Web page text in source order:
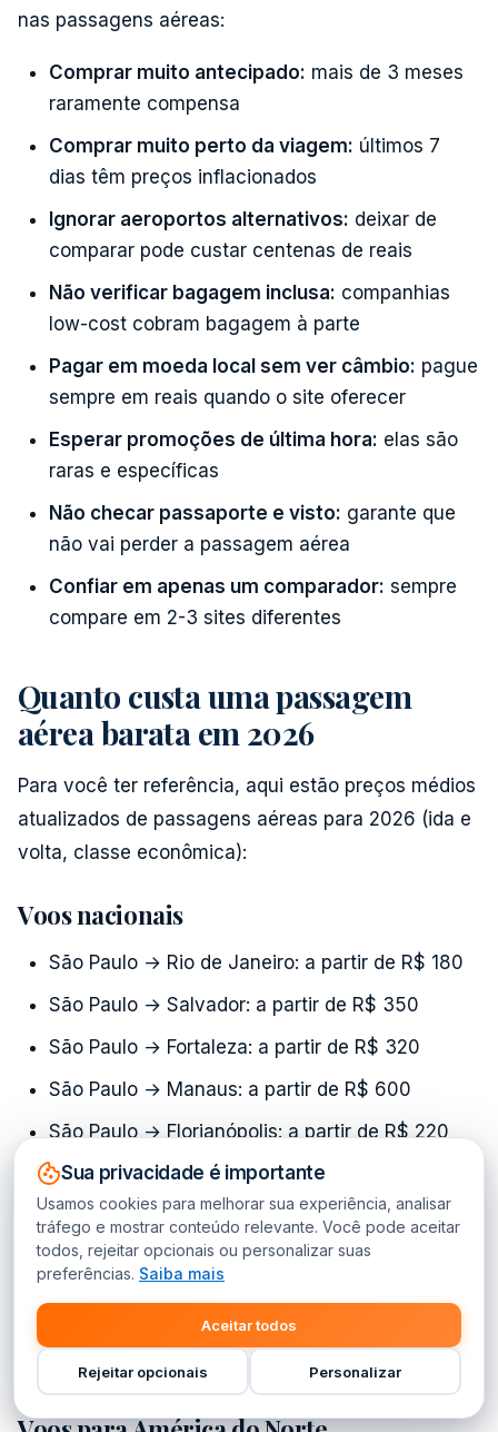
nas passagens aéreas:
Comprar muito antecipado: mais de 3 meses
raramente compensa
Comprar muito perto da viagem: últimos 7
dias têm preços inflacionados
Ignorar aeroportos alternativos: deixar de
comparar pode custar centenas de reais
Não verificar bagagem inclusa: companhias
low-cost cobram bagagem à parte
Pagar em moeda local sem ver câmbio: pague
sempre em reais quando o site oferecer
Esperar promoções de última hora: elas são
raras e específicas
Não checar passaporte e visto: garante que
não vai perder a passagem aérea
Confiar em apenas um comparador: sempre
compare em 2-3 sites diferentes
Quanto custa uma passagem
aérea barata em 2026
Para você ter referência, aqui estão preços médios
atualizados de passagens aéreas para 2026 (ida e
volta, classe econômica):
Voos nacionais
São Paulo → Rio de Janeiro: a partir de R$ 180
São Paulo → Salvador: a partir de R$ 350
São Paulo → Fortaleza: a partir de R$ 320
São Paulo → Manaus: a partir de R$ 600
São Paulo → Florianópolis: a partir de R$ 220
Voos para América do Sul
Brasil → Buenos Aires: a partir de R$ 1.190
Brasil → Santiago: a partir de R$ 1.450
Brasil → Lima: a partir de R$ 1.700
Brasil → Bogotá: a partir de R$ 1.900
Sua privacidade é importante
Usamos cookies para melhorar sua experiência, analisar
tráfego e mostrar conteúdo relevante. Você pode aceitar
todos, rejeitar opcionais ou personalizar suas
preferências. Saiba mais
Rejeitar opcionais Personalizar
Aceitar todos